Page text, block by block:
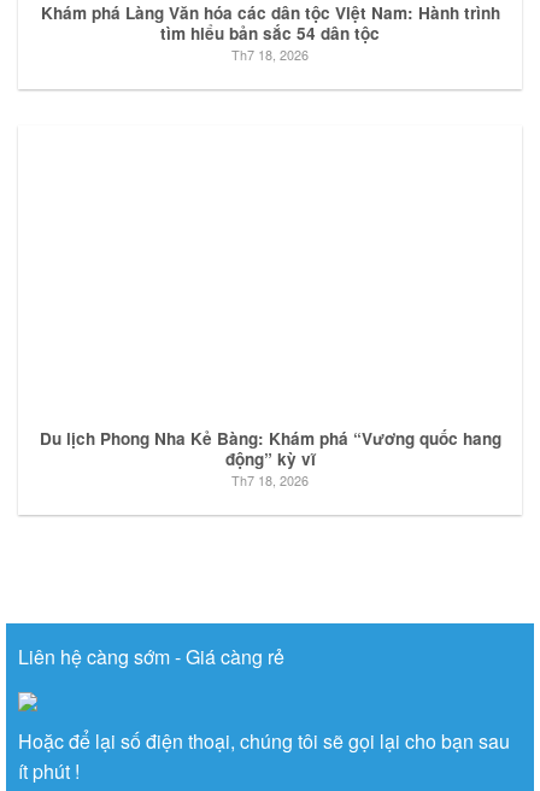
Khám phá Làng Văn hóa các dân tộc Việt Nam: Hành trình
tìm hiểu bản sắc 54 dân tộc
Th7 18, 2026
Du lịch Phong Nha Kẻ Bàng: Khám phá “Vương quốc hang
động” kỳ vĩ
Th7 18, 2026
Liên hệ càng sớm - Giá càng rẻ
Hoặc để lại số điện thoại, chúng tôi sẽ gọi lại cho bạn sau
ít phút !